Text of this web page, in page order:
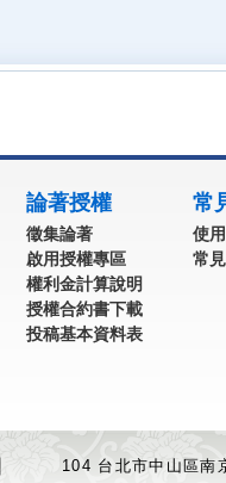
論著授權
徵集論著
啟用授權專區
權利金計算說明
授權合約書下載
投稿基本資料表
常
使
常
104 台北市中山區